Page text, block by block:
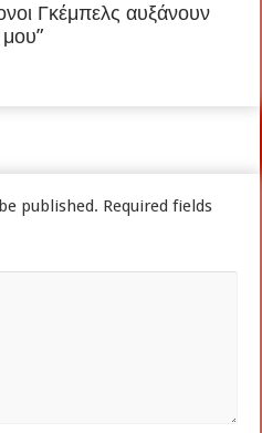
Γκέμπελς αυξάνουν
published. Required fields